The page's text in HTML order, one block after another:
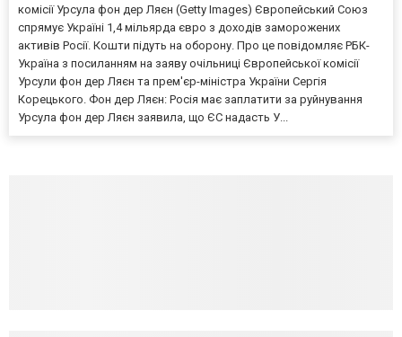
комісії Урсула фон дер Ляєн (Getty Images) Європейський Союз
спрямує Україні 1,4 мільярда євро з доходів заморожених
активів Росії. Кошти підуть на оборону. Про це повідомляє РБК-
Україна з посиланням на заяву очільниці Європейської комісії
Урсули фон дер Ляєн та прем'єр-міністра України Сергія
Корецького. Фон дер Ляєн: Росія має заплатити за руйнування
Урсула фон дер Ляєн заявила, що ЄС надасть У...